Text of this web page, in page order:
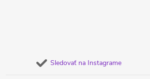
Sledovať na Instagrame